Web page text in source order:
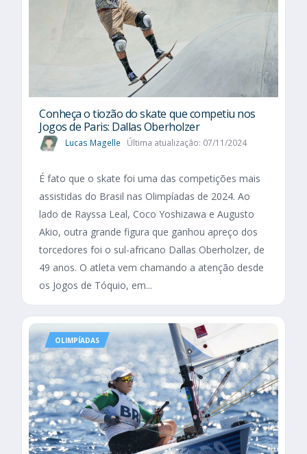
Conheça o tiozão do skate que competiu nos
Jogos de Paris: Dallas Oberholzer
Lucas Magelle Última atualização: 07/11/2024
É fato que o skate foi uma das competições mais
assistidas do Brasil nas Olimpíadas de 2024. Ao
lado de Rayssa Leal, Coco Yoshizawa e Augusto
Akio, outra grande figura que ganhou apreço dos
torcedores foi o sul-africano Dallas Oberholzer, de
49 anos. O atleta vem chamando a atenção desde
os Jogos de Tóquio, em...
OLIMPÍADAS